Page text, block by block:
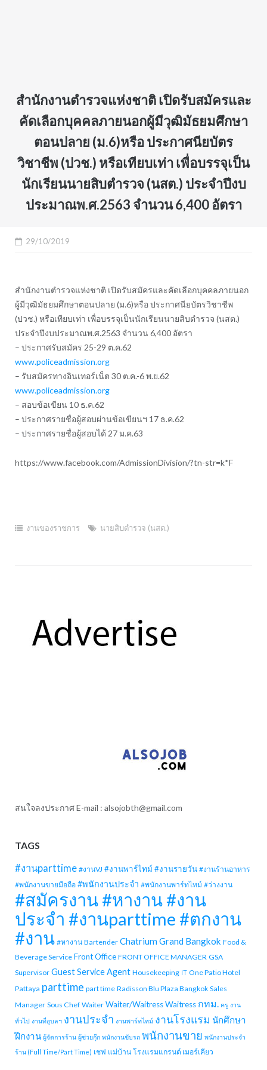
สำนักงานตำรวจแห่งชาติ เปิดรับสมัครและ
คัดเลือกบุคคลภายนอกผู้มีวุฒิมัธยมศึกษา
ตอนปลาย (ม.6)หรือ ประกาศนียบัตร
วิชาชีพ (ปวช.) หรือเทียบเท่า เพื่อบรรจุเป็น
นักเรียนนายสิบตำรวจ (นสต.) ประจำปีงบ
ประมาณพ.ศ.2563 จำนวน 6,400 อัตรา
29/10/2019
สำนักงานตำรวจแห่งชาติ เปิดรับสมัครและคัดเลือกบุคคลภายนอก
ผู้มีวุฒิมัธยมศึกษาตอนปลาย (ม.6)หรือ ประกาศนียบัตรวิชาชีพ
(ปวช.) หรือเทียบเท่า เพื่อบรรจุเป็นนักเรียนนายสิบตำรวจ (นสต.)
ประจำปีงบประมาณพ.ศ.2563 จำนวน 6,400 อัตรา
– ประกาศรับสมัคร 25-29 ต.ค.62
www.policeadmission.org
– รับสมัครทางอินเทอร์เน็ต 30 ต.ค.-6 พ.ย.62
www.policeadmission.org
– สอบข้อเขียน 10 ธ.ค.62
– ประกาศรายชื่อผู้สอบผ่านข้อเขียนฯ 17 ธ.ค.62
– ประกาศรายชื่อผู้สอบได้ 27 ม.ค.63
https://www.facebook.com/AdmissionDivision/?tn-str=k*F
งานของราชการ นายสิบตำรวจ (นสต.)
สนใจลงประกาศ E-mail : alsojobth@gmail.com
TAGS
#งานparttime #งานVJ #งานพาร์ไทม์ #งานรายวัน #งานร้านอาหาร
#พนักงานขายมือถือ #พนักงานประจำ #พนักงานพาร์ทไทม์ #ว่างงาน
#สมัครงาน #หางาน #งาน
ประจำ #งานparttime #ตกงาน
#งาน #หางาน Bartender Chatrium Grand Bangkok Food &
Beverage Service Front Office FRONT OFFICE MANAGER GSA
Supervisor Guest Service Agent Housekeeping IT One Patio Hotel
Pattaya parttime part time Radisson Blu Plaza Bangkok Sales
Manager Sous Chef Waiter Waiter/WaitressWaitress กทม. ครู งาน
ทั่วไป งานที่อุบลฯ งานประจำ งานพาร์ทไทม์ งานโรงแรม นักศึกษา
ฝึกงาน ผู้จัดการร้าน ผู้ช่วยกุ๊ก พนักงานขับรถ พนักงานขาย พนักงานประจำ
ร้าน (Full Time/Part Time) เชฟ แม่บ้าน โรงแรมแกรนด์ เมอร์เคียว